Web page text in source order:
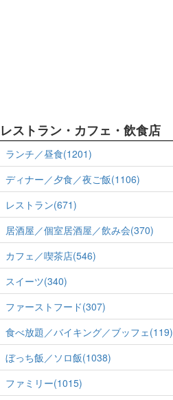
レストラン・カフェ・飲食店
ランチ／昼食(1201)
ディナー／夕食／夜ご飯(1106)
レストラン(671)
居酒屋／個室居酒屋／飲み会(370)
カフェ／喫茶店(546)
スイーツ(340)
ファーストフード(307)
食べ放題／バイキング／ブッフェ(119)
ぼっち飯／ソロ飯(1038)
ファミリー(1015)